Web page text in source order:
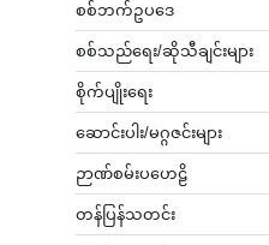
စစ်ဘက်ဥပဒေ
စစ်သည်ရေး/ဆိုသီချင်းများ
စိုက်ပျိုးရေး
ဆောင်းပါး/မဂ္ဂဇင်းများ
ဉာဏ်စမ်းပဟေဠိ
တန်ပြန်သတင်း